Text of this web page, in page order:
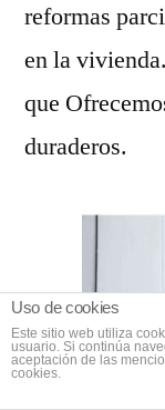
reformas
en la
que
duraderos.
Uso de cookies
Este sitio web utiliza
usuario. Si continúa
aceptación de las
cookies.